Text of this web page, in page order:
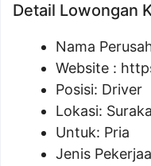
Detail Lowongan
Nama
Website :
Posisi: Driver
Lokasi:
Untuk: Pria
Jenis